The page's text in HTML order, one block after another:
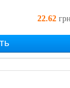
22.62 грн